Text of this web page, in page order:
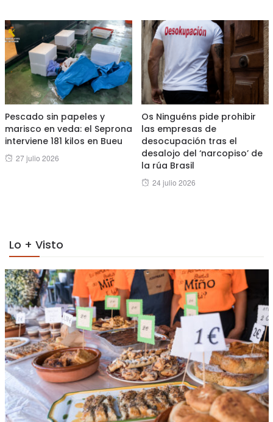
Pescado sin papeles y
marisco en veda: el Seprona
interviene 181 kilos en Bueu
Posted
27 julio 2026
Os Ninguéns pide prohibir
las empresas de
desocupación tras el
desalojo del ‘narcopiso’ de
la rúa Brasil
Posted
24 julio 2026
Lo + Visto